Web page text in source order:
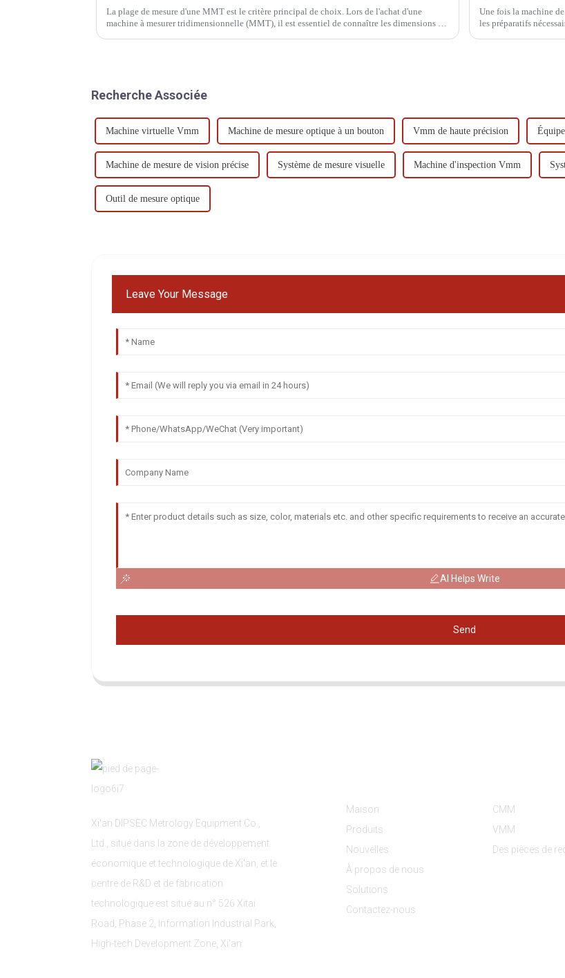
La plage de mesure d'une MMT est le critère principal de choix. Lors de l'achat d'une
machine à mesurer tridimensionnelle (MMT), il est essentiel de connaître les dimensions du
Une fois la machine
les préparatifs
Recherche Associée
Machine virtuelle Vmm Machine de mesure optique à un bouton Vmm de haute précision
Machine de mesure de vision précise Système de mesure visuelle Machine d'inspection Vmm
Outil de mesure optique
Leave Your Message
AI Helps Write
Send
Xi'an DIPSEC Metrology Equipment Co.,
Ltd., situé dans la zone de développement
économique et technologique de Xi'an, et le
centre de R&D et de fabrication
technologique est situé au n° 526 Xitai
Road, Phase 2, Information Industrial Park,
High-tech Development Zone, Xi'an.
Maison
Produits
Nouvelles
À propos de nous
Solutions
Contactez-nous
CMM
VMM
Des pièces de